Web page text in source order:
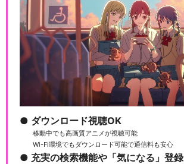
ダウンロード視聴OK
移動中でも高画質アニメが視聴可能
Wi-Fi環境でもダウンロード可能で通信料も安心
充実の検索機能や「気になる」登録